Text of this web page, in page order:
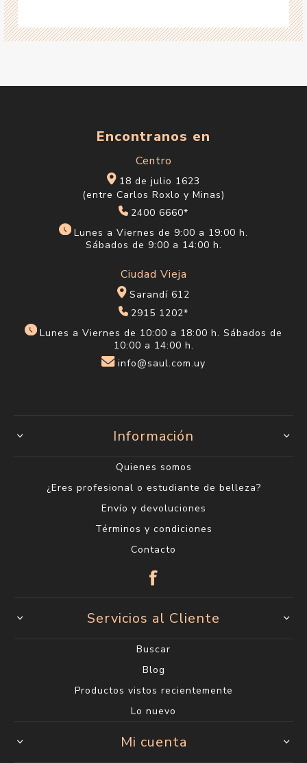
Encontranos en
Centro
18 de julio 1623
(entre Carlos Roxlo y Minas)
2400 6660*
Lunes a Viernes de 9:00 a 19:00 h.
Sábados de 9:00 a 14:00 h.
Ciudad Vieja
Sarandí 612
2915 1202*
Lunes a Viernes de 10:00 a 18:00 h. Sábados de
10:00 a 14:00 h.
info@saul.com.uy
Información
Quienes somos
¿Eres profesional o estudiante de belleza?
Envío y devoluciones
Términos y condiciones
Contacto
Servicios al Cliente
Buscar
Blog
Productos vistos recientemente
Lo nuevo
Mi cuenta